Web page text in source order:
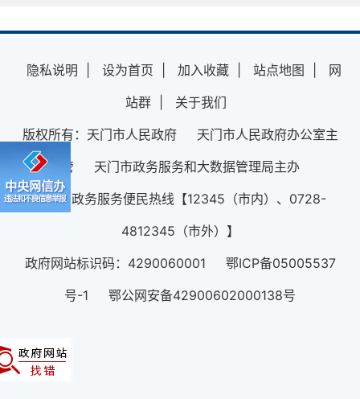
隐私说明 设为首页 加入收藏 站点地图
网
站群
关于我们
版权所有：天门市人民政府 天门市人民政府办公室主
管 天门市政务服务和大数据管理局主办
12345政务服务便民热线【12345（市内）、0728-
4812345（市外）】
政府网站标识码：4290060001 鄂ICP备05005537
号-1 鄂公网安备42900602000138号